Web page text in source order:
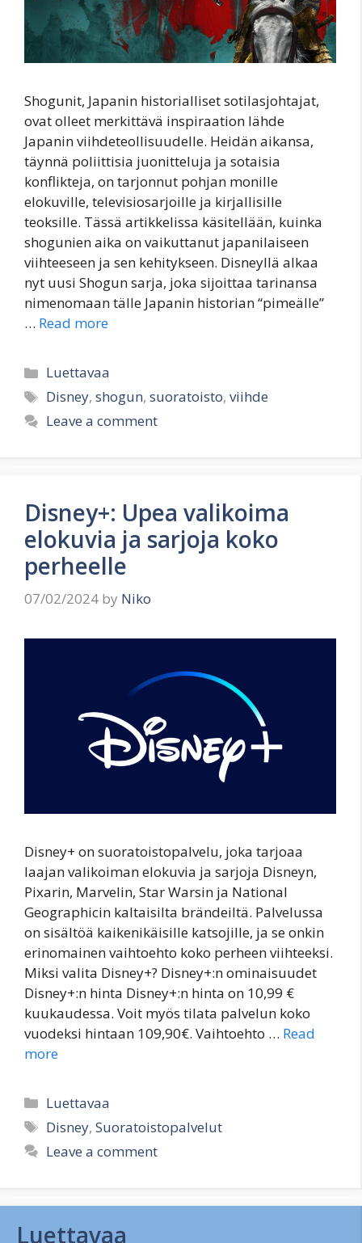
Shogunit, Japanin historialliset sotilasjohtajat,
ovat olleet merkittävä inspiraation lähde
Japanin viihdeteollisuudelle. Heidän aikansa,
täynnä poliittisia juonitteluja ja sotaisia
konflikteja, on tarjonnut pohjan monille
elokuville, televisiosarjoille ja kirjallisille
teoksille. Tässä artikkelissa käsitellään, kuinka
shogunien aika on vaikuttanut japanilaiseen
viihteeseen ja sen kehitykseen. Disneyllä alkaa
nyt uusi Shogun sarja, joka sijoittaa tarinansa
nimenomaan tälle Japanin historian “pimeälle”
… Read more
Categories
Luettavaa
Tags
Disney,shogun,suoratoisto,viihde
Leave a comment
Disney+: Upea valikoima
elokuvia ja sarjoja koko
perheelle
07/02/2024 by Niko
Disney+ on suoratoistopalvelu, joka tarjoaa
laajan valikoiman elokuvia ja sarjoja Disneyn,
Pixarin, Marvelin, Star Warsin ja National
Geographicin kaltaisilta brändeiltä. Palvelussa
on sisältöä kaikenikäisille katsojille, ja se onkin
erinomainen vaihtoehto koko perheen viihteeksi.
Miksi valita Disney+? Disney+:n ominaisuudet
Disney+:n hinta Disney+:n hinta on 10,99 €
kuukaudessa. Voit myös tilata palvelun koko
vuodeksi hintaan 109,90€. Vaihtoehto … Read
more
Categories
Luettavaa
Tags
Disney,Suoratoistopalvelut
Leave a comment
Luettavaa